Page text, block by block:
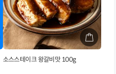
소스스테이크 왕갈비맛 100g